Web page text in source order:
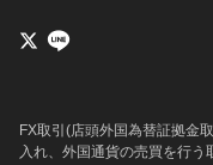
FX取引(店頭外国為替証拠金
入れ、外国通貨の売買を行